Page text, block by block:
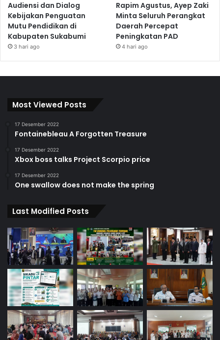
Audiensi dan Dialog
Kebijakan Penguatan
Mutu Pendidikan di
Kabupaten Sukabumi
3 hari ago
Rapim Agustus, Ayep Zaki
Minta Seluruh Perangkat
Daerah Percepat
Peningkatan PAD
4 hari ago
Most Viewed Posts
17 Desember 2022
Fontainebleau A Forgotten Treasure
17 Desember 2022
Xbox boss talks Project Scorpio price
17 Desember 2022
One swallow does not make the spring
Last Modified Posts